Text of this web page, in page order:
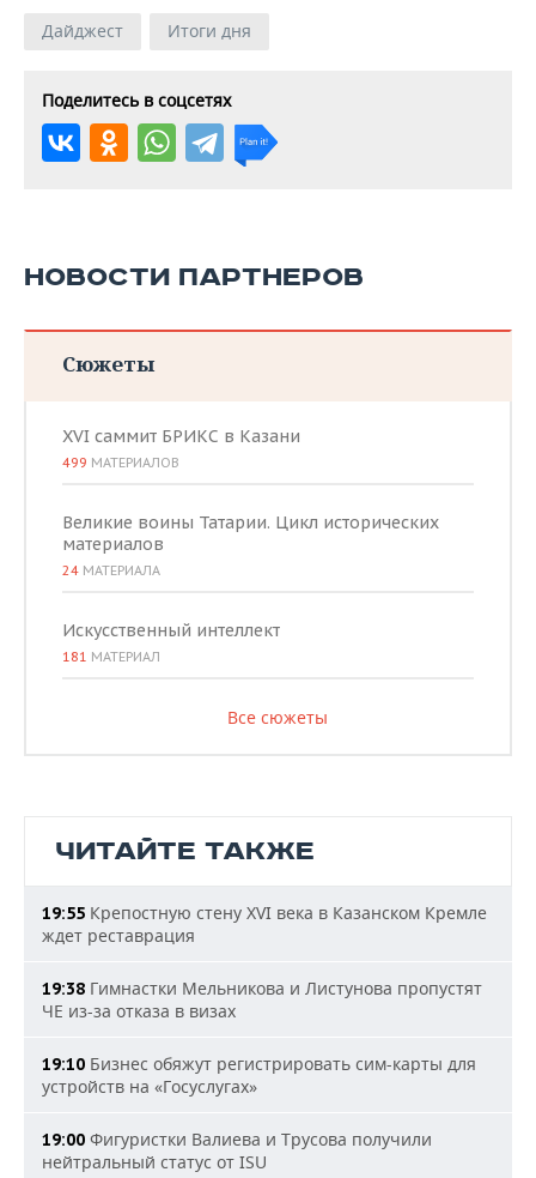
Дайджест Итоги дня
Поделитесь в соцсетях
НОВОСТИ ПАРТНЕРОВ
Сюжеты
XVI саммит БРИКС в Казани
499 МАТЕРИАЛОВ
Великие воины Татарии. Цикл исторических
материалов
24 МАТЕРИАЛА
Искусственный интеллект
181 МАТЕРИАЛ
Все сюжеты
ЧИТАЙТЕ ТАКЖЕ
19:55 Крепостную стену XVI века в Казанском Кремле
ждет реставрация
19:38 Гимнастки Мельникова и Листунова пропустят
ЧЕ из-за отказа в визах
19:10 Бизнес обяжут регистрировать сим-карты для
устройств на «Госуслугах»
19:00 Фигуристки Валиева и Трусова получили
нейтральный статус от ISU